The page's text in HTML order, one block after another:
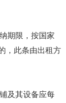
期限，按国家
，此条由出租方
及其设备应每